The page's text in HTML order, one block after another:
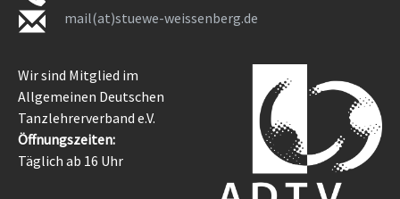
mail(at)stuewe-weissenberg.de
Wir sind Mitglied im
Allgemeinen Deutschen
Tanzlehrerverband e.V.
Öffnungszeiten:
Täglich ab 16 Uhr